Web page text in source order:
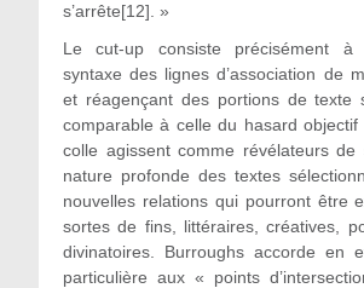
s’arrête[12]. »
Le cut-up consiste précisément
syntaxe des lignes d’association de
et réagençant des portions de texte
comparable à celle du hasard
colle agissent comme révélateurs de
nature profonde des textes
nouvelles relations qui pourront être
sortes de fins, littéraires, créatives,
divinatoires. Burroughs accorde en
particulière aux « points